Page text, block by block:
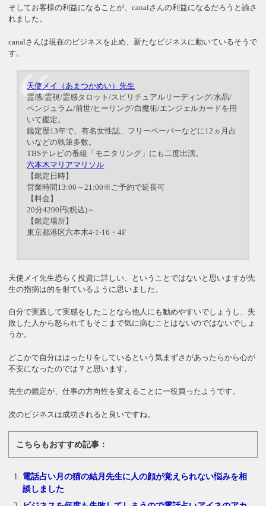
そしてお客様の利益になることが、canalさんの利益になるだろうと諭さ
れました。
canalさんは現在のビジネスを止め、新たなビジネスに動いているそうで
す。
天使メイ（あまつかめい）先生
霊感/霊視/霊感タロット/スピリチュアルリーディング/水晶/
ペンジュラム/前世/ヒーリング/白魔術/エンジェルカードを用
いて鑑定。
鑑定歴13年で、有名女性誌、フリーペーパーなどに12ヵ月占
いなどの執筆多数。
TBSテレビの番組「モニタリング」にも二度出演。
六本木マリアマリソル
【鑑定日時】
営業時間13:00～21:00※ご予約で延長可
【料金】
20分4200円(税込)～
【鑑定場所】
東京都港区六本木4-1-16・4F
天使メイ先生恐らく投資に詳しい、ということではないと思いますが先
生の指摘は的を射ているように思いました。
自分で実践して実感をしたことなら他人にも勧めやすいでしょうし、失
敗した人から怒られてもそこまで気に病むことはないのではないでしょ
うか。
どこかで自分ははったりをしているという気まずさがあったらから心が
不安になったのでは？と思います。
先生の鑑定が、仕事の方向性を変えることに一役買ったようです。
次のビジネスは成功されると良いですね。
こちらもおすすめ記事：
電話占い月の猫の結月先生に人の顔が覚えられない悩みを相
談しました